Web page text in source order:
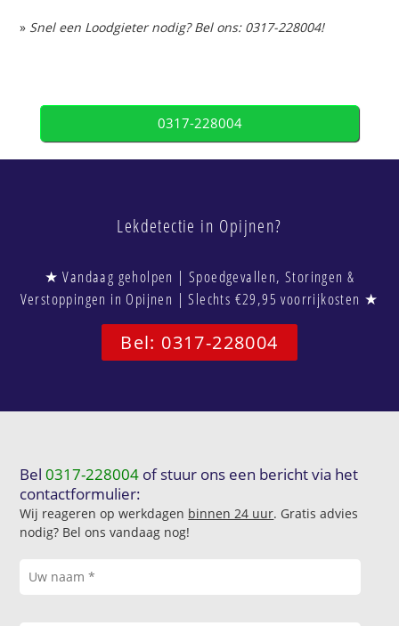
» Snel een Loodgieter nodig? Bel ons: 0317-228004!
0317-228004
Lekdetectie in Opijnen?
★ Vandaag geholpen | Spoedgevallen, Storingen &
Verstoppingen in Opijnen | Slechts €29,95 voorrijkosten ★
Bel: 0317-228004
Bel0317-228004 of stuur ons een bericht via het
contactformulier:
Wij reageren op werkdagen binnen 24 uur. Gratis advies
nodig? Bel ons vandaag nog!